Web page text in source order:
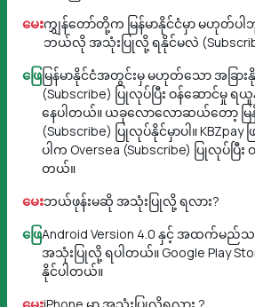
မေးကျွှန်တော်တို့က မြန်မာနိုင်ငံမှာ မဟုတ်ပါ
ဘယ်လို အသုံးပြုလို့ ရနိုင်မလဲ
ဖြေမြန်မာနိုင်ငံအတွင်းမှ မဟုတ်သော အခြား
(Subscribe) ပြုလုပ်ပြီး ဝန်ဆောင်မှု
နေပါတယ်။ ယခုလောလောဆယ်တော့ မြ
(Subscribe) ပြုလုပ်နိုင်မှာပါ။
ပါက Oversea (Subscribe) ပြုလုပ်ပြီ
တယ်။
မေးဘယ်ဖုန်းမဆို အသုံးပြုလို့ ရလား?
ဖြေAndroid Version 4.0 နှင့် အထက်မည်
အသုံးပြုလို့ ရပါတယ်။ Google Play
နိုင်ပါတယ်။